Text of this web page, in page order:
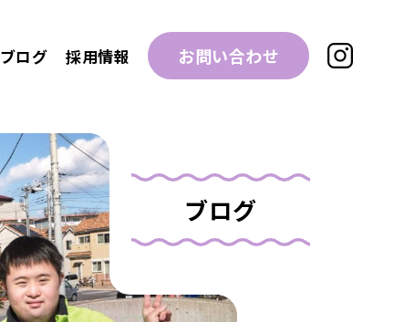
ブログ 採用情報 お問い合わせ
ブログ